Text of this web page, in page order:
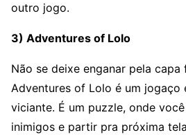
outro jogo.
3) Adventures of Lolo
Não se deixe enganar pela
Adventures of Lolo é um jogaço
viciante. É um puzzle, onde
inimigos e partir pra próxima